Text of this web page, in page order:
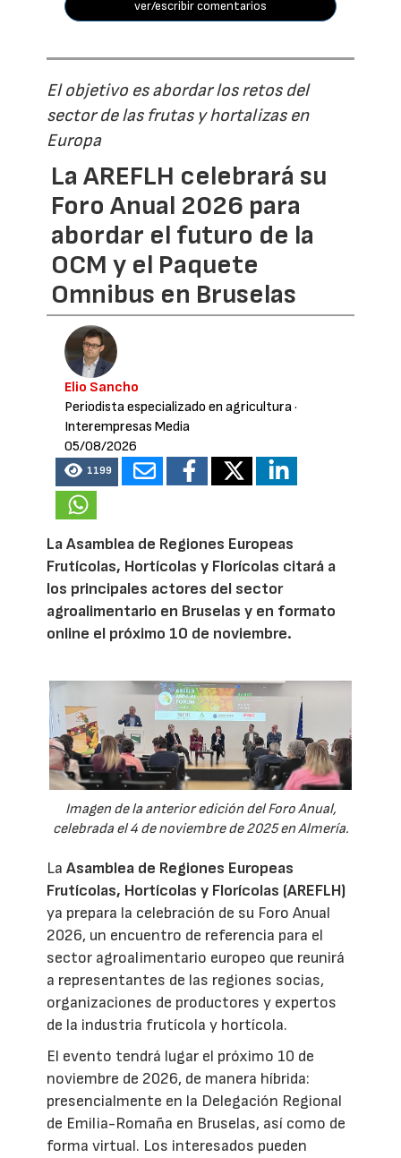
ver/escribir comentarios
El objetivo es abordar los retos del
sector de las frutas y hortalizas en
Europa
La AREFLH celebrará su
Foro Anual 2026 para
abordar el futuro de la
OCM y el Paquete
Omnibus en Bruselas
Elio Sancho
Periodista especializado en agricultura·
Interempresas Media
05/08/2026
1199
La Asamblea de Regiones Europeas
Frutícolas, Hortícolas y Florícolas citará a
los principales actores del sector
agroalimentario en Bruselas y en formato
online el próximo 10 de noviembre.
Imagen de la anterior edición del Foro Anual,
celebrada el 4 de noviembre de 2025 en Almería.
LaAsamblea de Regiones Europeas
Frutícolas, Hortícolas y Florícolas (AREFLH)
ya prepara la celebración de su Foro Anual
2026, un encuentro de referencia para el
sector agroalimentario europeo que reunirá
a representantes de las regiones socias,
organizaciones de productores y expertos
de la industria frutícola y hortícola.
El evento tendrá lugar el próximo 10 de
noviembre de 2026, de manera híbrida:
presencialmente en la Delegación Regional
de Emilia-Romaña en Bruselas, así como de
forma virtual. Los interesados pueden